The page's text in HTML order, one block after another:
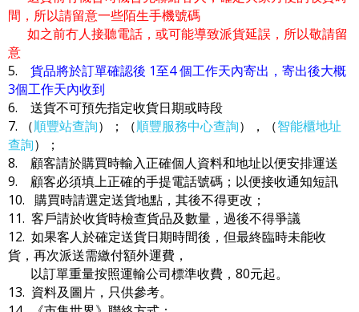
間，所以請留意一些陌生手機號碼
如之前冇人接聽電話，或可能導致派貨延誤，所以敬請留
意
5. 貨品將於訂單確認後 1至4 個工作天內寄出，寄出後大概
3個工作天內收到
6. 送貨不可預先指定收貨日期或時段
7. （順豐站查詢）；（順豐服務中心查詢），（智能櫃地址
查詢）；
8. 顧客請於購買時輸入正確個人資料和地址以便安排運送
9. 顧客必須填上正確的手提電話號碼；以便接收通知短訊
10. 購買時請選定送貨地點，其後不得更改；
11. 客戶請於收貨時檢查貨品及數量，過後不得爭議
12. 如果客人於確定送貨日期時間後，但最終臨時未能收
貨，再次派送需繳付額外運費，
以訂單重量按照運輸公司標準收費，80元起。
13. 資料及圖片，只供參考。